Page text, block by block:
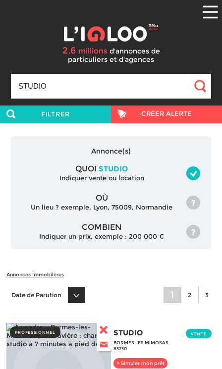
2,6 millions d'annonces de
particuliers et d'agences
FILTRER CRÉER ALERTE
Annonce(s)
QUOI STUDIO
Indiquer vente ou location
OÙ
Un lieu ? exemple, Lyon, 75009, Normandie
COMBIEN
Indiquer un prix, exemple : 200 000 €
Annonces Immobilères
1 2 3
Date de Parution
PROFESSIONNEL STUDIO
BORMES LES MIMOSAS
83230
> Simuler mon prêt
VENTE